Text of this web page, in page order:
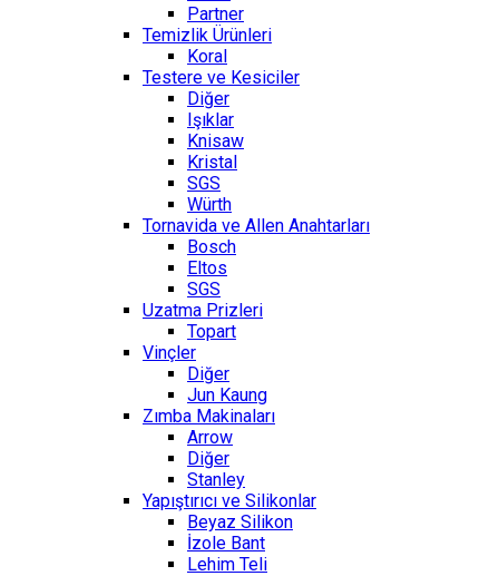
Partner
Temizlik Ürünleri
Koral
Testere ve Kesiciler
Diğer
Işıklar
Knisaw
Kristal
SGS
Würth
Tornavida ve Allen Anahtarları
Bosch
Eltos
SGS
Uzatma Prizleri
Topart
Vinçler
Diğer
Jun Kaung
Zımba Makinaları
Arrow
Diğer
Stanley
Yapıştırıcı ve Silikonlar
Beyaz Silikon
İzole Bant
Lehim Teli